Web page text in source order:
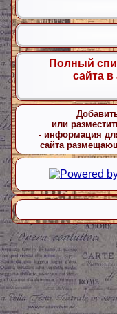
Полный
сайта
или
- информация
сайта